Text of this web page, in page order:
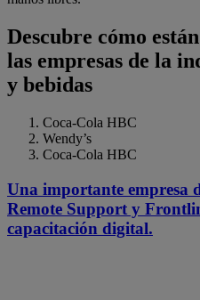
Descubre cómo
las empresas de la
y bebidas
Coca-Cola HBC
Wendy’s
Coca-Cola HBC
Una importante empresa
Remote Support y
capacitación digital.